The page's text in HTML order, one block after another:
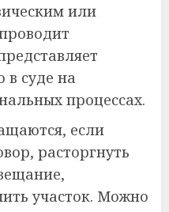
или
в суде на
процессах.
если
расторгнуть
участок. Можно